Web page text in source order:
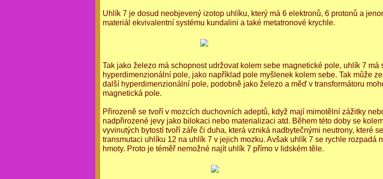
Uhlík 7 je dosud neobjevený izotop uhlíku, který má 6 elektronů, 6 protonů a
materiál ekvivalentní systému kundalini a také metatronové krychle.
Tak jako železo má schopnost udržovat kolem sebe magnetické pole, uhlík 7 má
hyperdimenzionální pole, jako například pole myšlenek kolem sebe. Tak může
další hyperdimenzionální pole, podobně jako železo a měď v transformátoru
magnetická pole.
Přirozeně se tvoří v mozcích duchovních adeptů, když mají mimotělní zážitky
nadpřirozené jevy jako bilokaci nebo materializaci atd. Během této doby se
vyvinutých bytostí tvoří záře či duha, která vzniká nadbytečnými neutrony, které
transmutaci uhlíku 12 na uhlík 7 v jejich mozku. Avšak uhlík 7 se rychle rozpadá
hmoty. Proto je téměř nemožné najít uhlík 7 přímo v lidském těle.